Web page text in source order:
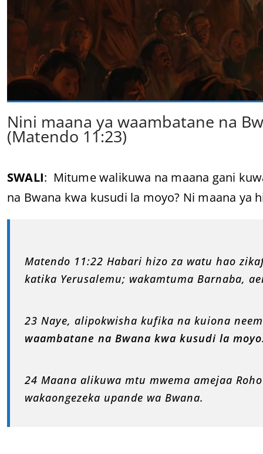
Nini maana ya waambatane na
(Matendo 11:23)
SWALI: Mitume walikuwa na maana gani
na Bwana kwa kusudi la moyo? Ni maana ya
Matendo 11:22 Habari hizo za watu hao
katika Yerusalemu; wakamtuma Barnaba,
23 Naye, alipokwisha kufika na kuiona
waambatane na Bwana kwa kusudi la moyo
24 Maana alikuwa mtu mwema amejaa
wakaongezeka upande wa Bwana.